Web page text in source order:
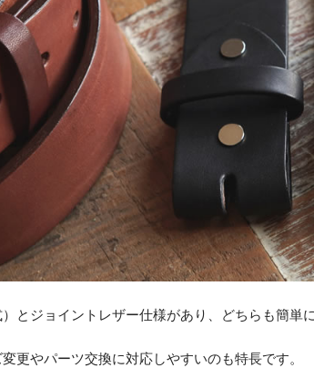
とジョイントレザー仕様があり、どちらも簡単
更やパーツ交換に対応しやすいのも特長です。